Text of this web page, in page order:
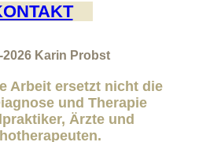
Karin Probst
Arbeit ersetzt nicht die
und Therapie
Ärzte und